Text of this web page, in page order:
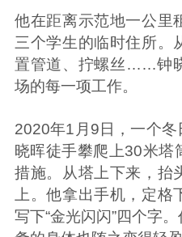
他在距离示范地一公里
三个学生的临时住所。
置管道、拧螺丝……钟
场的每一项工作。
2020年1月9日，一个
晓晖徒手攀爬上30米塔
措施。从塔上下来，抬
上。他拿出手机，定
写下“金光闪闪”四个字